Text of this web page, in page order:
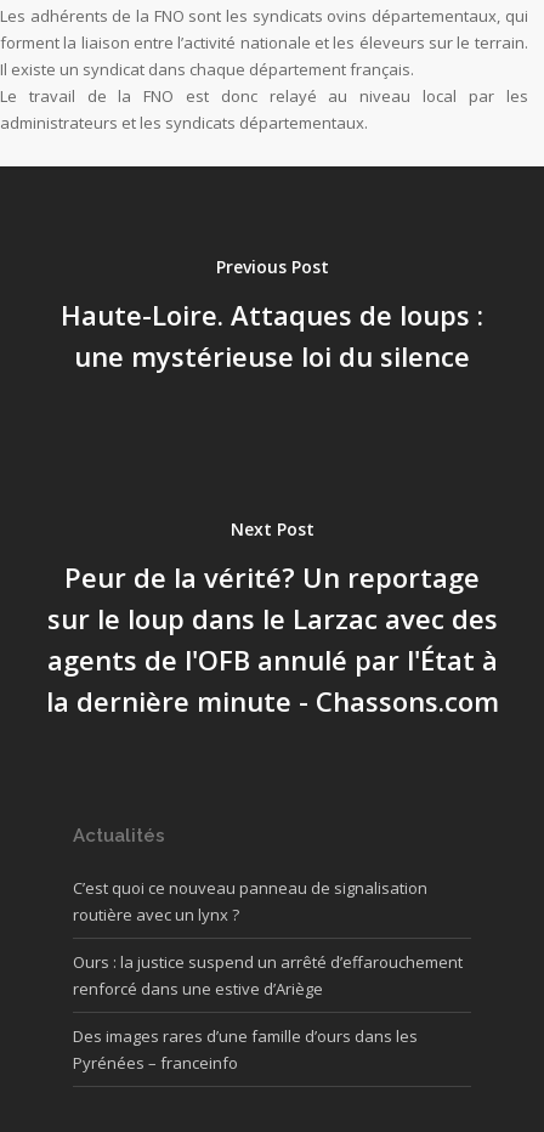
Les adhérents de la FNO sont les syndicats ovins départementaux, qui
forment la liaison entre l’activité nationale et les éleveurs sur le terrain.
Il existe un syndicat dans chaque département français.
Le travail de la FNO est donc relayé au niveau local par les
administrateurs et les syndicats départementaux.
Previous Post
Haute-Loire. Attaques de loups :
une mystérieuse loi du silence
Next Post
Peur de la vérité? Un reportage
sur le loup dans le Larzac avec des
agents de l'OFB annulé par l'État à
la dernière minute - Chassons.com
Actualités
C’est quoi ce nouveau panneau de signalisation
routière avec un lynx ?
Ours : la justice suspend un arrêté d’effarouchement
renforcé dans une estive d’Ariège
Des images rares d’une famille d’ours dans les
Pyrénées – franceinfo